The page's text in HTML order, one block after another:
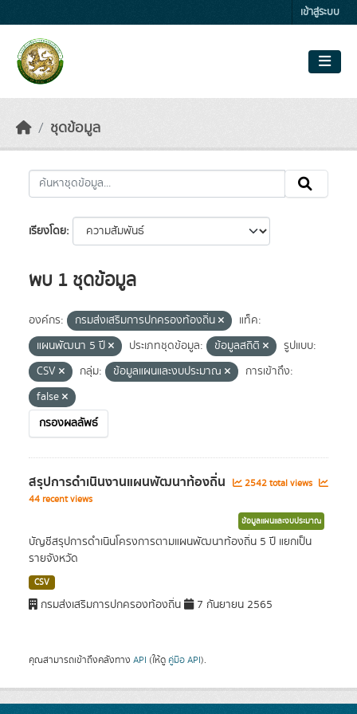
เข้าสู่ระบบ
ชุดข้อมูล
เรียงโดย
พบ 1 ชุดข้อมูล
องค์กร: กรมส่งเสริมการปกครองท้องถิ่น
แท็ค:
แผนพัฒนา 5 ปี
ประเภทชุดข้อมูล: ข้อมูลสถิติ
รูปแบบ:
CSV
กลุ่ม: ข้อมูลแผนและงบประมาณ
การเข้าถึง:
false
กรองผลลัพธ์
สรุปการดำเนินงานแผนพัฒนาท้องถิ่น
2542 total views
44 recent views
ข้อมูลแผนและงบประมาณ
บัญชีสรุปการดำเนินโครงการตามแผนพัฒนาท้องถิ่น 5 ปี แยกเป็น
รายจังหวัด
CSV
กรมส่งเสริมการปกครองท้องถิ่น 7 กันยายน 2565
คุณสามารถเข้าถึงคลังทาง API (ให้ดู คู่มือ API).